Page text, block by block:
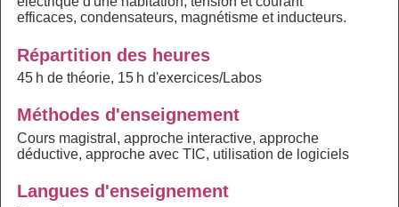
efficaces, condensateurs, magnétisme et inducteurs.
Répartition des heures
45 h de théorie, 15 h d'exercices/Labos
Méthodes d'enseignement
Cours magistral, approche interactive, approche
déductive, approche avec TIC, utilisation de logiciels
Langues d'enseignement